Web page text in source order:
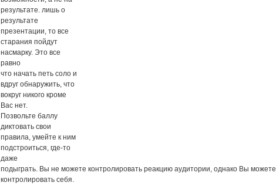
результате. лишь о
результате
презентации, то все
старания пойдут
насмарку. Это все
равно
что начать петь соло и
вдруг обнаружить, что
вокруг никого кроме
Вас нет.
Позвольте баллу
диктовать свои
правила, умейте к ним
подстроиться, где-то
даже
подыграть. Вы не можете контролировать реакцию аудитории, однако Вы можете
контролировать себя.